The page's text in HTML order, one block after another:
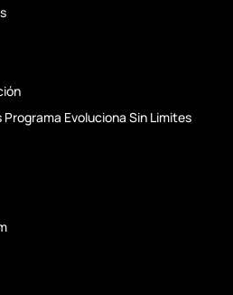
Evoluciona Sin Limites